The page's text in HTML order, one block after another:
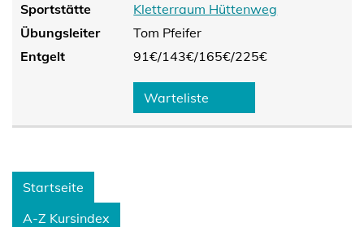
Sportstätte
Kletterraum Hüttenweg
Übungsleiter
Tom Pfeifer
Entgelt
91€/143€/165€/225€
Warteliste
Startseite
A-Z Kursindex